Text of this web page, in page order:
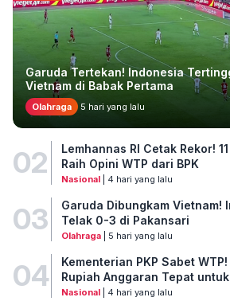
Garuda Tertekan! Indonesia
Vietnam di Babak Pertama
Olahraga 5 hari yang lalu
02
Lemhannas RI Cetak Rekor!
Raih Opini WTP dari BPK
Nasional| 4 hari yang lalu
03
Garuda Dibungkam Vietnam!
Telak 0-3 di Pakansari
Olahraga| 5 hari yang lalu
04
Kementerian PKP Sabet
Rupiah Anggaran Tepat
Nasional| 4 hari yang lalu